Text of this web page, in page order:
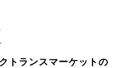
トランスマーケットの